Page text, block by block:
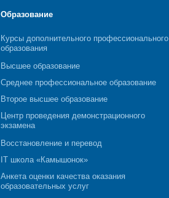
Образование
Курсы дополнительного профессионального
образования
Высшее образование
Среднее профессиональное образование
Второе высшее образование
Центр проведения демонстрационного
экзамена
Восстановление и перевод
IT школа «Камышонок»
Анкета оценки качества оказания
образовательных услуг